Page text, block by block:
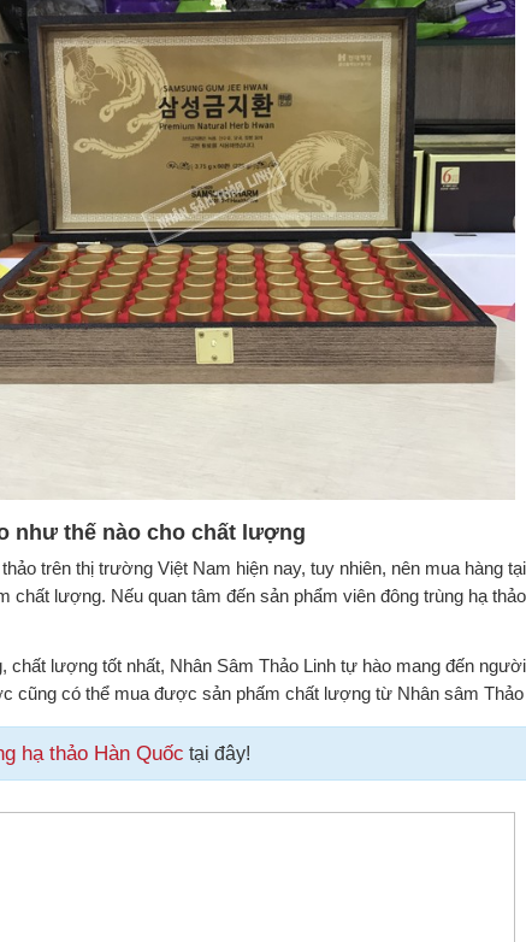
như thế nào cho chất lượng
trên thị trường Việt Nam hiện nay, tuy nhiên, nên mua hàng
chất lượng. Nếu quan tâm đến sản phẩm viên đông trùng hạ
lượng tốt nhất, Nhân Sâm Thảo Linh tự hào mang đến
cũng có thể mua được sản phấm chất lượng từ Nhân sâm Thảo
hạ thảo Hàn Quốc tại đây!